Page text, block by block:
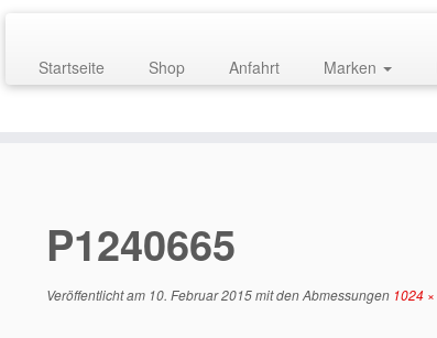
Startseite Shop Anfahrt Marken
P1240665
Veröffentlicht am 10. Februar 2015mit den Abmessungen 1024